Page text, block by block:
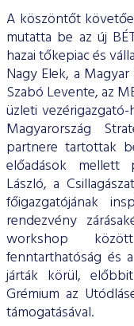
A köszöntőt
mutatta be az új
hazai tőkepiac és
Nagy Elek, a
Szabó Levente, az
üzleti vezérigazgató-
Magyarország
partnere tartottak
előadások mellett
László, a
főigazgatójának
rendezvény
workshop
fenntarthatóság és
járták körül,
Grémium az
támogatásával.